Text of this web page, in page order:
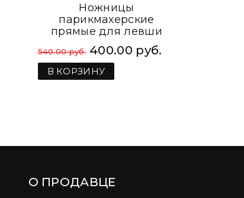
Ножницы
парикмахерские
прямые для левши
Kiepe Monster Cut 6,5
540.00 руб. 400.00 руб.
В КОРЗИНУ
О ПРОДАВЦЕ